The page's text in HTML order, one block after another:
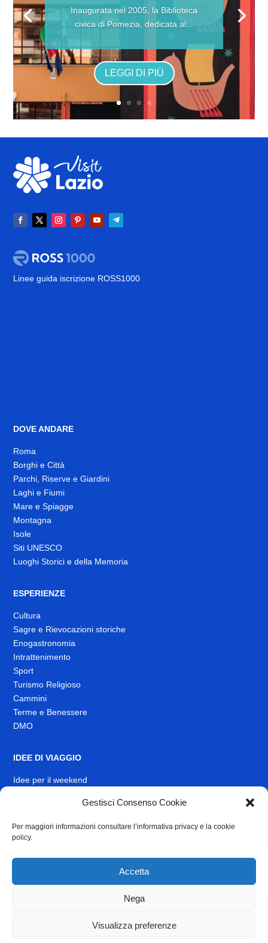
Gestisci Consenso Cookie
Per maggiori informazioni consultare l’informativa privacy e la cookie
policy.
Accetta
Nega
Visualizza preferenze
Inaugurata nel 2005, la Biblioteca
civica di Pomezia, dedicata al...
LEGGI DI PIÙ
Linee guida iscrizione ROSS1000
DOVE ANDARE
Roma
Borghi e Città
Parchi, Riserve e Giardini
Laghi e Fiumi
Mare e Spiagge
Montagna
Isole
Siti UNESCO
Luoghi Storici e della Memoria
ESPERIENZE
Cultura
Sagre e Rievocazioni storiche
Enogastronomia
Intrattenimento
Sport
Turismo Religioso
Cammini
Terme e Benessere
DMO
IDEE DI VIAGGIO
Idee per il weekend
INFO
News
Link Utili